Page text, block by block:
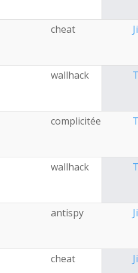
cheat
wallhack
complicitée
wallhack
antispy
cheat